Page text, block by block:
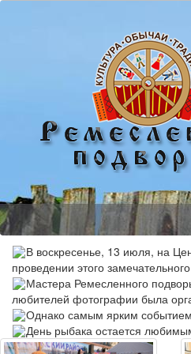
В воскресенье, 13 июля, на
проведении этого
Мастера Ремесленного
любителей фотографии была
Однако самым ярким событием
День рыбака остается